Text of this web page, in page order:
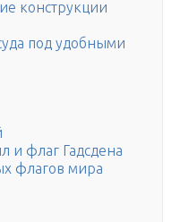
конструкции
под удобными
и флаг Гадсдена
флагов мира